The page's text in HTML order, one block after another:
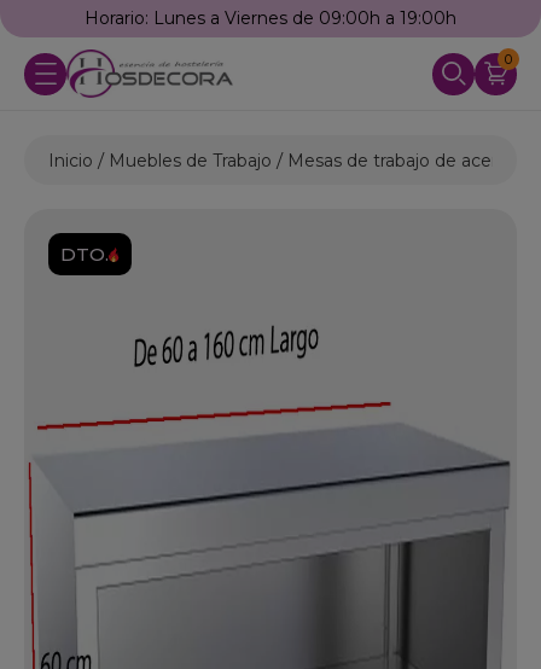
Horario: Lunes a Viernes de 09:00h a 19:00h
0
Inicio Muebles de Trabajo Mesas de trabajo de acero
DTO.